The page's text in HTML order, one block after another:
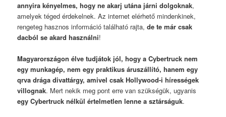
annyira kényelmes, hogy ne akarj utána járni dolgoknak,
amelyek téged érdekelnek. Az internet elérhető mindenkinek,
rengeteg hasznos információ található rajta,de te már csak
dacból se akard használni!
Magyarországon élve tudjátok jól, hogy a Cybertruck nem
egy munkagép, nem egy praktikus áruszállító, hanem egy
qrva drága divattárgy, amivel csak Hollywood-i hírességek
villognak. Mert nekik meg pont erre van szükségük, ugyanis
egy Cybertruck nélkül értelmetlen lenne a sztárságuk.